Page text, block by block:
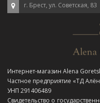
г. Брест, ул. Советская, 83
Интернет-магазин Alena
Частное предприятие «ТД
УНП 291406489
Свидетельство о